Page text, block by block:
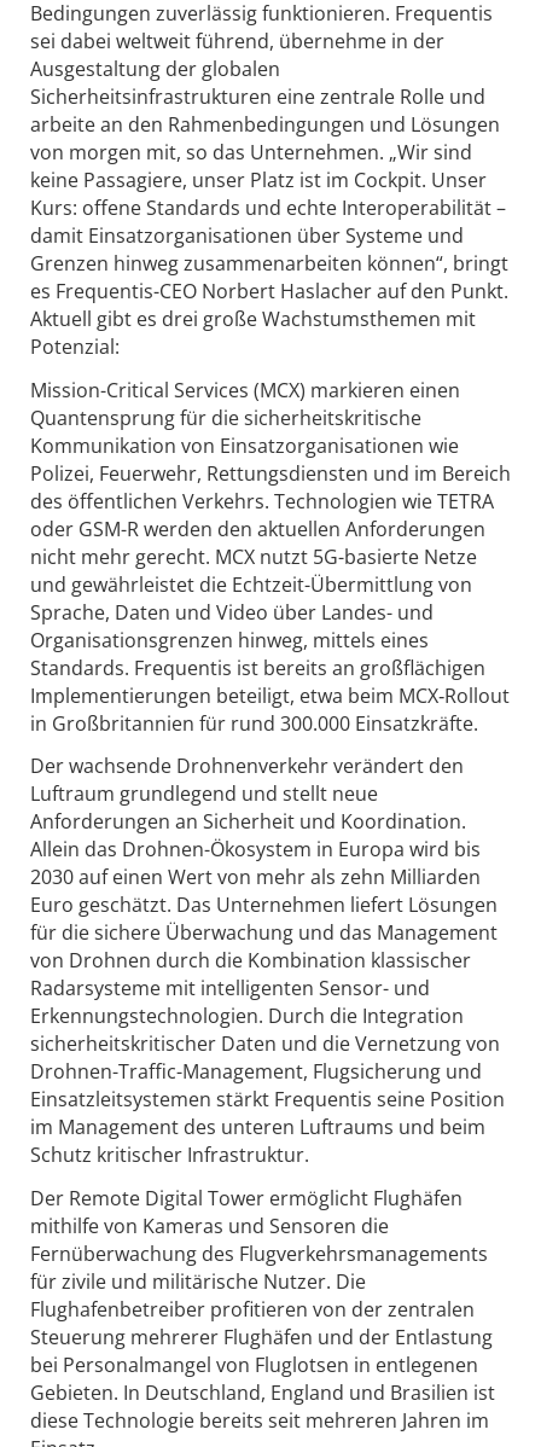
Bedingungen zuverlässig funktionieren. Frequentis
sei dabei weltweit führend, übernehme in der
Ausgestaltung der globalen
Sicherheitsinfrastrukturen eine zentrale Rolle und
arbeite an den Rahmenbedingungen und Lösungen
von morgen mit, so das Unternehmen. „Wir sind
keine Passagiere, unser Platz ist im Cockpit. Unser
Kurs: offene Standards und echte Interoperabilität –
damit Einsatzorganisationen über Systeme und
Grenzen hinweg zusammenarbeiten können“, bringt
es Frequentis-CEO Norbert Haslacher auf den Punkt.
Aktuell gibt es drei große Wachstumsthemen mit
Potenzial:
Mission-Critical Services (MCX) markieren einen
Quantensprung für die sicherheitskritische
Kommunikation von Einsatzorganisationen wie
Polizei, Feuerwehr, Rettungsdiensten und im Bereich
des öffentlichen Verkehrs. Technologien wie TETRA
oder GSM-R werden den aktuellen Anforderungen
nicht mehr gerecht. MCX nutzt 5G-basierte Netze
und gewährleistet die Echtzeit-Übermittlung von
Sprache, Daten und Video über Landes- und
Organisationsgrenzen hinweg, mittels eines
Standards. Frequentis ist bereits an großflächigen
Implementierungen beteiligt, etwa beim MCX‑Rollout
in Großbritannien für rund 300.000 Einsatzkräfte.
Der wachsende Drohnenverkehr verändert den
Luftraum grundlegend und stellt neue
Anforderungen an Sicherheit und Koordination.
Allein das Drohnen-Ökosystem in Europa wird bis
2030 auf einen Wert von mehr als zehn Milliarden
Euro geschätzt. Das Unternehmen liefert Lösungen
für die sichere Überwachung und das Management
von Drohnen durch die Kombination klassischer
Radarsysteme mit intelligenten Sensor- und
Erkennungstechnologien. Durch die Integration
sicherheitskritischer Daten und die Vernetzung von
Drohnen-Traffic-Management, Flugsicherung und
Einsatzleitsystemen stärkt Frequentis seine Position
im Management des unteren Luftraums und beim
Schutz kritischer Infrastruktur.
Der Remote Digital Tower ermöglicht Flughäfen
mithilfe von Kameras und Sensoren die
Fernüberwachung des Flugverkehrsmanagements
für zivile und militärische Nutzer. Die
Flughafenbetreiber profitieren von der zentralen
Steuerung mehrerer Flughäfen und der Entlastung
bei Personalmangel von Fluglotsen in entlegenen
Gebieten. In Deutschland, England und Brasilien ist
diese Technologie bereits seit mehreren Jahren im